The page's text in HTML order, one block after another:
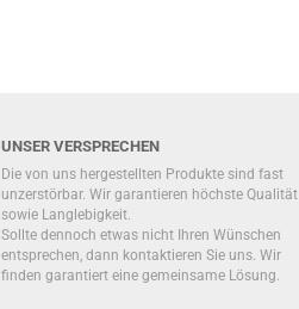
UNSER VERSPRECHEN
Die von uns hergestellten Produkte sind fast
unzerstörbar. Wir garantieren höchste Qualität
sowie Langlebigkeit.
Sollte dennoch etwas nicht Ihren Wünschen
entsprechen, dann kontaktieren Sie uns. Wir
finden garantiert eine gemeinsame Lösung.